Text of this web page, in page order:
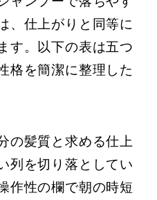
、仕上がりと同等に
す。以下の表は五つ
格を簡潔に整理した
の髪質と求める仕上
列を切り落としてい
作性の欄で朝の時短